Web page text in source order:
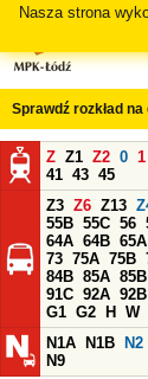
Nasza strona
Sprawdź rozkład na
Z Z1 Z2 0 1
41 43 45
Z3 Z6 Z13
55B 55C 56
64A 64B 65A
73 75A 75B
84B 85A 85B
91C 92A 92B
G1 G2 H
W
N1A
N1B N2
N9